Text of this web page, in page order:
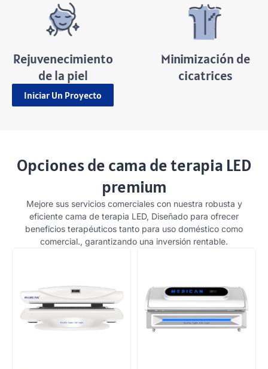
Rejuvenecimiento
de la piel
Minimización de
cicatrices
Iniciar Un Proyecto
Opciones de cama de terapia LED
premium
Mejore sus servicios comerciales con nuestra robusta y
eficiente cama de terapia LED, Diseñado para ofrecer
beneficios terapéuticos tanto para uso doméstico como
comercial., garantizando una inversión rentable.